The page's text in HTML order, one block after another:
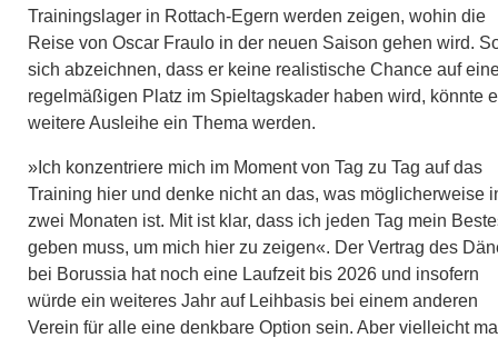
Trainingslager in Rottach-Egern werden zeigen, wohin die
Reise von Oscar Fraulo in der neuen Saison gehen wird.
sich abzeichnen, dass er keine realistische Chance auf
regelmäßigen Platz im Spieltagskader haben wird, könnte
weitere Ausleihe ein Thema werden.
»Ich konzentriere mich im Moment von Tag zu Tag auf das
Training hier und denke nicht an das, was möglicherweise
zwei Monaten ist. Mit ist klar, dass ich jeden Tag mein
geben muss, um mich hier zu zeigen«. Der Vertrag des
bei Borussia hat noch eine Laufzeit bis 2026 und insofern
würde ein weiteres Jahr auf Leihbasis bei einem anderen
Verein für alle eine denkbare Option sein. Aber vielleicht